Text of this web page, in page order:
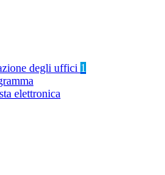
degli uffici 1
elettronica